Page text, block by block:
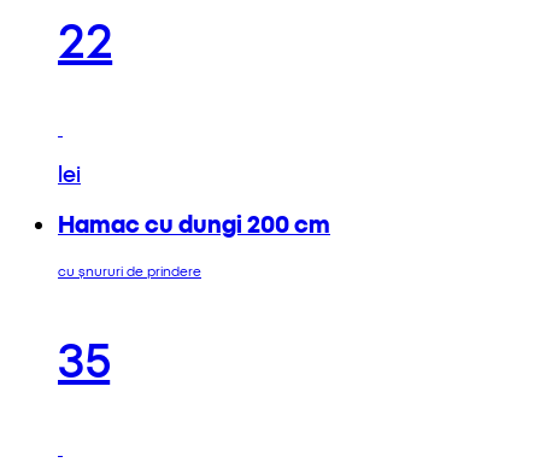
22
lei
Hamac cu dungi 200 cm
cu șnururi de prindere
35